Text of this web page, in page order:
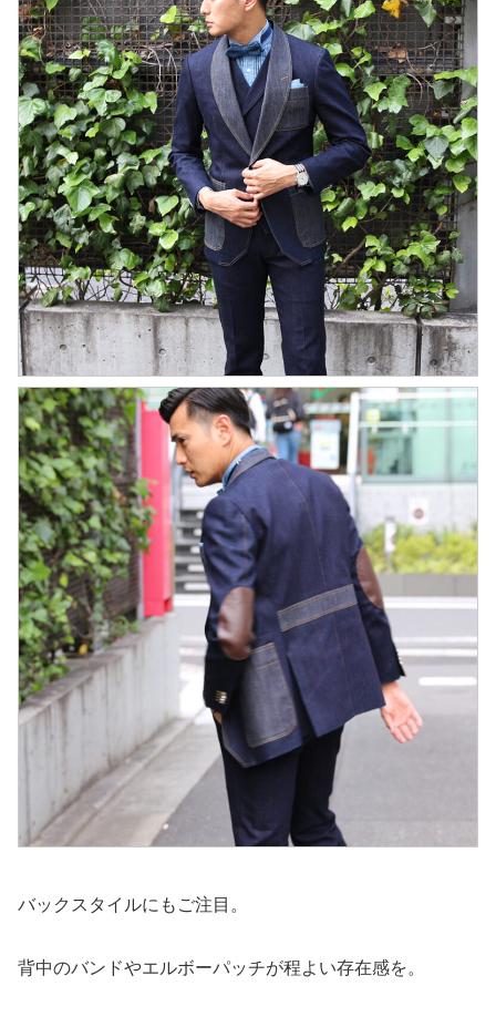
バックスタイルにもご注目。
背中のバンドやエルボーパッチが程よい存在感を。